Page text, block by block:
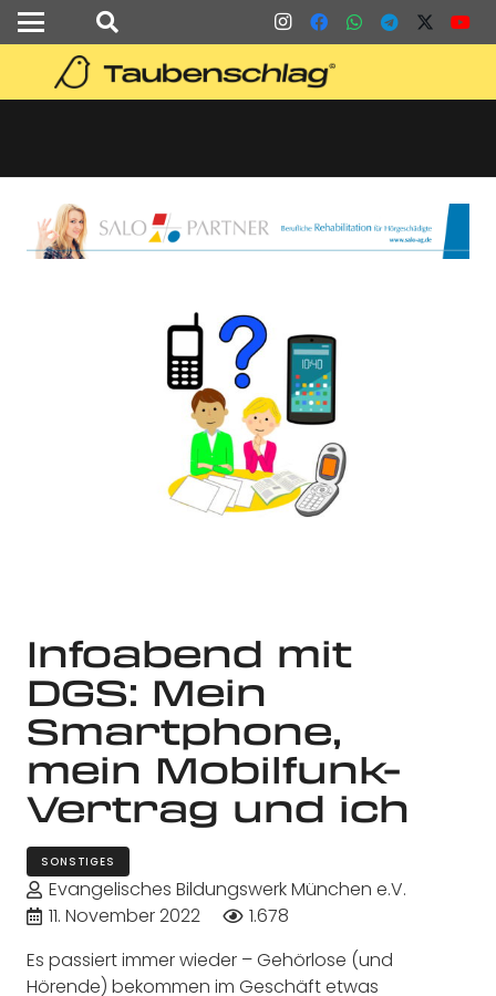
Infoabend mit
DGS: Mein
Smartphone,
mein Mobilfunk-
Vertrag und ich
SONSTIGES
Evangelisches Bildungswerk München e.V.
11. November 2022
1.678
Es passiert immer wieder – Gehörlose (und
Hörende) bekommen im Geschäft etwas